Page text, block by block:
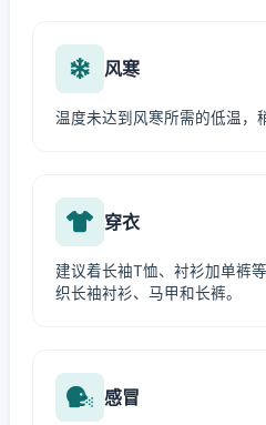
风寒
温度未达到风寒所需的低温，
穿衣
建议着长袖T恤、衬衫加单裤
织长袖衬衫、马甲和长裤。
感冒